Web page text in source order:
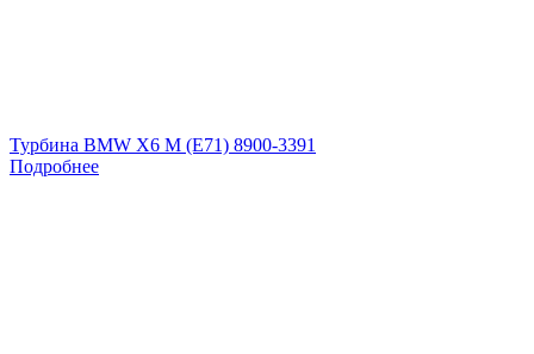
Турбина BMW X6 M (E71) 8900-3391
Подробнее